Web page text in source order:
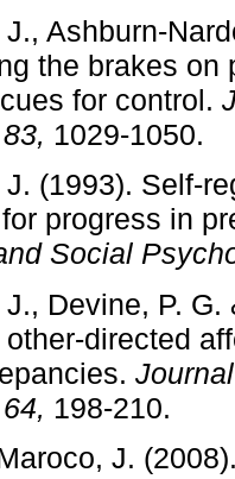
Ashburn-
the brakes
for control.
1029-1050.
(1993). Self-
progress in
Social
Devine, P.
directed
198-210.
J.